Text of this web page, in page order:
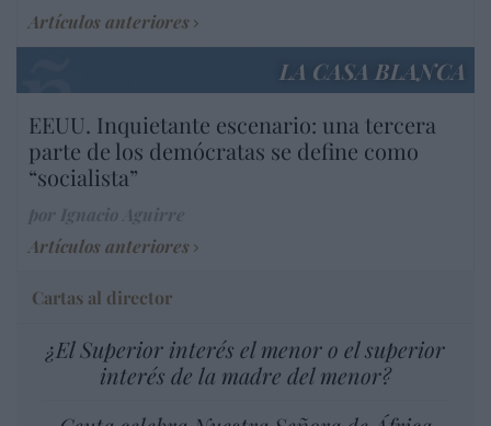
Artículos anteriores
LA CASA BLANCA
EEUU. Inquietante escenario: una tercera
parte de los demócratas se define como
“socialista”
Artículos anteriores
Cartas al director
¿El Superior interés el menor o el superior
interés de la madre del menor?